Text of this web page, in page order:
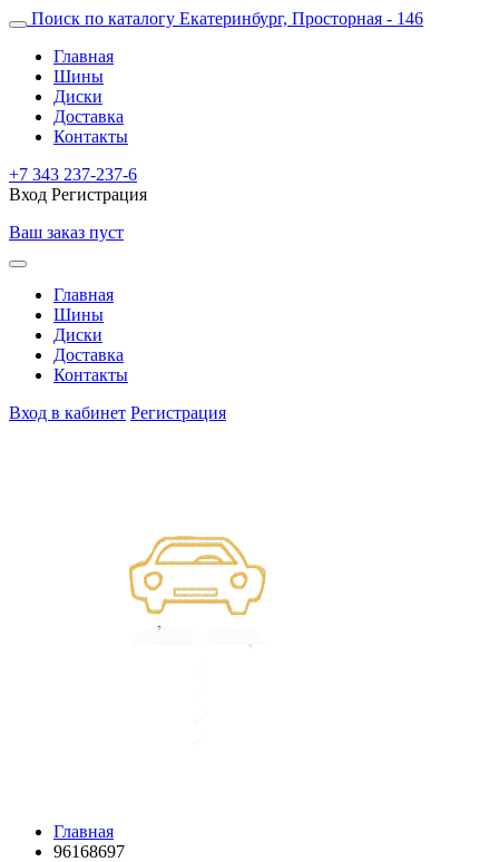
Поиск по каталогу Екатеринбург, Просторная - 146
Главная
Шины
Диски
Доставка
Контакты
+7 343 237-237-6
Вход Регистрация
Ваш заказ пуст
Главная
Шины
Диски
Доставка
Контакты
Вход в кабинет Регистрация
Главная
96168697